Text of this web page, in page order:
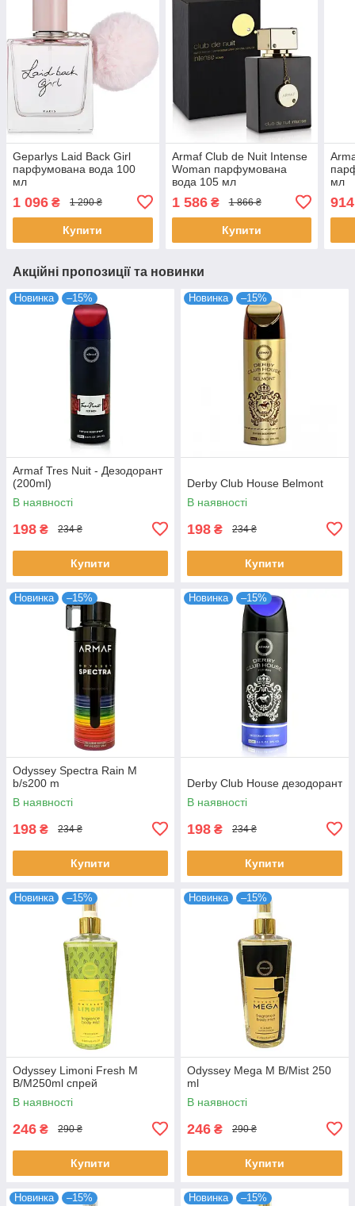
Geparlys Laid Back Girl
парфумована вода 100
мл
1 096 ₴ 1 290 ₴
Купити
Armaf Club de Nuit Intense
Woman парфумована
вода 105 мл
1 586₴ 1 866 ₴
Купити
мл
914
Акційні пропозиції та новинки
Новинка –15%
Armaf Tres Nuit - Дезодорант
(200ml)
В наявності
198 ₴ 234 ₴
Купити
Новинка –15%
Derby Club House Belmont
В наявності
198 ₴ 234 ₴
Купити
Новинка –15%
Odyssey Spectra Rain M
b/s200 m
В наявності
198 ₴ 234 ₴
Купити
Новинка –15%
Derby Club House дезодорант
В наявності
198 ₴ 234 ₴
Купити
Новинка –15%
Odyssey Limoni Fresh M
B/M250ml спрей
В наявності
246 ₴ 290 ₴
Купити
Новинка –15%
Odyssey Mega M B/Mist 250
ml
В наявності
246 ₴ 290 ₴
Купити
Новинка –15% Новинка –15%